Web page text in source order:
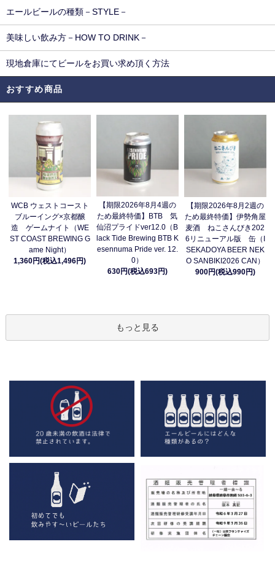
エールビールの種類－STYLE－
美味しい飲み方－HOW TO DRINK－
現地倉庫にてビールをお買い求め頂く方法
おすすめ商品
WCB ウェストコースト
ブルーイング×京都醸
造 ゲームナイト（WE
ST COAST BREWING G
ame Night）
1,360円(税込1,496円)
【期限2026年8月4週の
ため最終特価】BTB 気
仙沼プライドver12.0（B
lack Tide Brewing BTB K
esennuma Pride ver. 12.
0）
630円(税込693円)
【期限2026年8月2週の
ため最終特価】伊勢角屋
麦酒 ねこさんびき202
6リニューアル版 缶（I
SEKADOYA BEER NEK
O SANBIKI2026 CAN）
900円(税込990円)
もっと見る